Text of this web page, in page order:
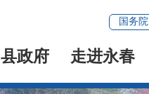
国务院
县政府 走进永春